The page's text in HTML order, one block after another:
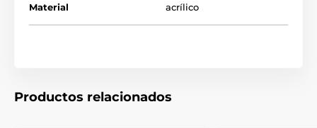
Material acrílico
Productos relacionados